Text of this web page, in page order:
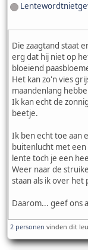
Die zaagtand staat
erg dat hij niet op
bloeiend
Het kan zo'n vies
maandenlang
Ik kan echt de
beetje.
Ik ben echt toe aan
buitenlucht met
lente toch je een
Weer naar de
staan als ik over het
Daarom... geef ons
2 personen vinden dit